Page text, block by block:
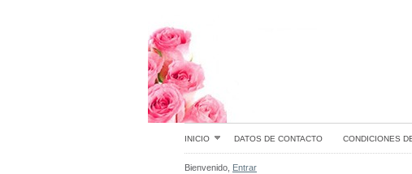
INICIO DATOS DE CONTACTO CONDICIONES
Bienvenido, Entrar